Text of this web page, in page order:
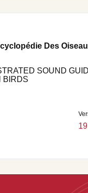
Des
SOUND
BIRDS